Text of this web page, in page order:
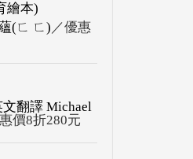
繪本)
(ㄈ ㄈ) ／優惠
翻譯 Michael
價8折280元